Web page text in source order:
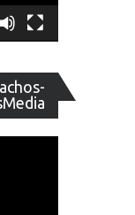
de
vídeo